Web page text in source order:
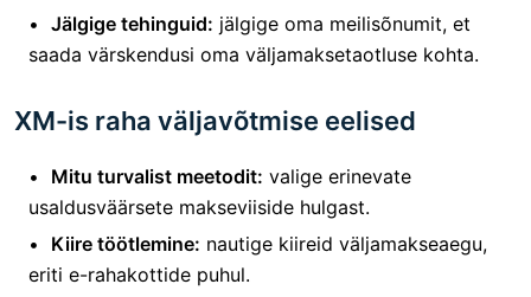
Jälgige tehinguid: jälgige oma meilisõnumit, et
saada värskendusi oma väljamaksetaotluse kohta.
XM-is raha väljavõtmise eelised
Mitu turvalist meetodit: valige erinevate
usaldusväärsete makseviiside hulgast.
Kiire töötlemine: nautige kiireid väljamakseaegu,
eriti e-rahakottide puhul.